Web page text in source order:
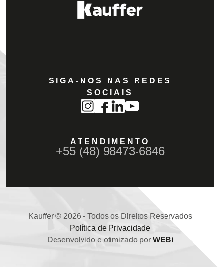
SIGA-NOS NAS REDES
SOCIAIS
ATENDIMENTO
+55 (48) 98473-6846
Kauffer © 2026 - Todos os Direitos Reservados
Política de Privacidade
Desenvolvido e otimizado por WEBi